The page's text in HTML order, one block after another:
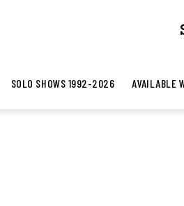
SOLO SHOWS 1992-2026 AVAILABLE